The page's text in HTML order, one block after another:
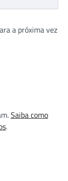
a próxima vez
Saiba como
.